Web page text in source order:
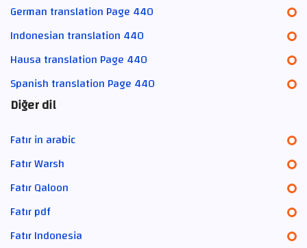
German translation Page 440
Indonesian translation 440
Hausa translation Page 440
Spanish translation Page 440
Diğer dil
Fatır in arabic
Fatır Warsh
Fatır Qaloon
Fatır pdf
Fatır Indonesia